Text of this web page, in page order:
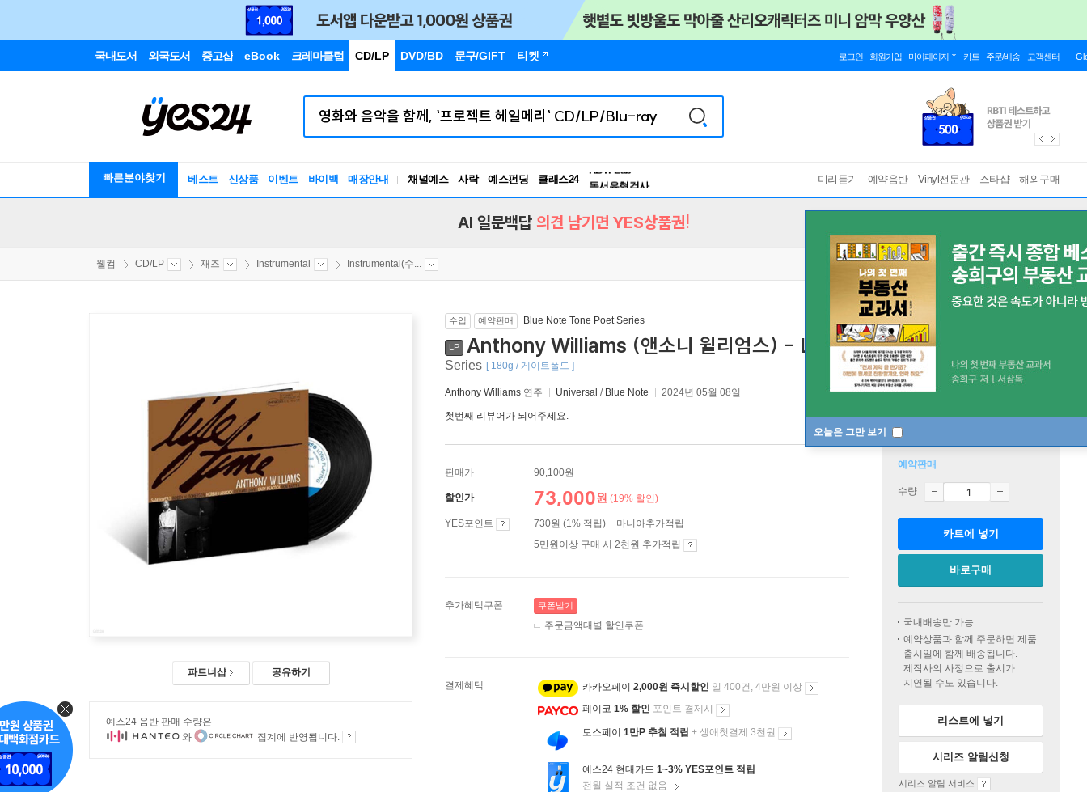
국내도서 외국도서 중고샵 eBook 크레마클럽 CD/LP DVD/BD 문구/GIFT 티켓 로그인 회원가입 마이페이지 카트 주문/배송 고객센터
빠른분야찾기 베스트 신상품 이벤트 바이백 매장안내 채널예스 사락 예스펀딩 클래스24
독서유형검사
미리듣기 예약음반 Vinyl전문관 스타샵 해외구매
오늘은 그만 보기
AI 일문백답 의견 남기면 YES상품권!
웰컴 CD/LP 재즈 Instrumental Instrumental(수...
파트너샵 공유하기
예스24 음반 판매 수량은
와
집계에 반영됩니다.
수입 예약판매 Blue Note Tone Poet Series
LP Anthony Williams (앤소니 윌리엄스) - Life Time [LP] Blue Note Tone Poet
Series [ 180g / 게이트폴드 ]
Anthony Williams 연주 Universal / Blue Note 2024년 05월 08일
첫번째 리뷰어가 되어주세요.
판매가 90,100원
할인가 73,000원 (19% 할인)
YES포인트
730원 (1% 적립) + 마니아추가적립
5만원이상 구매 시 2천원 추가적립
추가혜택쿠폰 쿠폰받기
주문금액대별 할인쿠폰
결제혜택 카카오페이 2,000원 즉시할인 일 400건, 4만원 이상
페이코 1% 할인 포인트 결제시
토스페이 1만P 추첨 적립 + 생애첫결제 3천원
예스24 현대카드 1~3% YES포인트 적립
전월 실적 조건 없음
예약판매
수량
카트에 넣기
바로구매
국내배송만 가능
예약상품과 함께 주문하면 제품
출시일에 함께 배송됩니다.
제작사의 사정으로 출시가
지연될 수도 있습니다.
리스트에 넣기
시리즈 알림신청
시리즈 알림 서비스